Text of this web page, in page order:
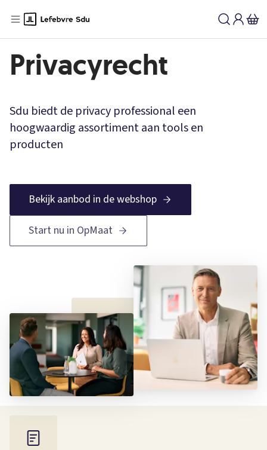
Privacyrecht
Sdu biedt de privacy professional een
hoogwaardig assortiment aan tools en
producten
Bekijk aanbod in de webshop
Start nu in OpMaat